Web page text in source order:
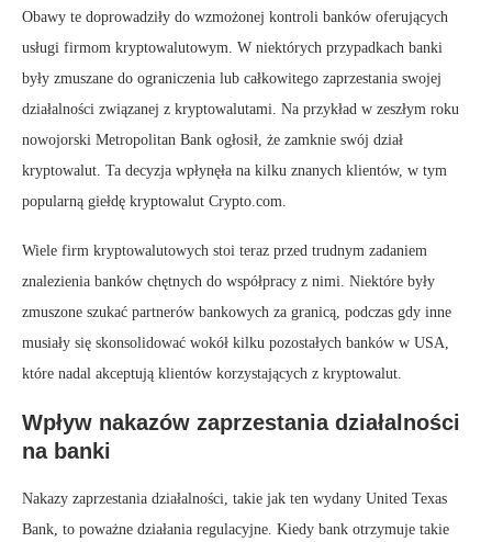
Obawy te doprowadziły do wzmożonej kontroli banków oferujących
usługi firmom kryptowalutowym. W niektórych przypadkach banki
były zmuszane do ograniczenia lub całkowitego zaprzestania swojej
działalności związanej z kryptowalutami. Na przykład w zeszłym roku
nowojorski Metropolitan Bank ogłosił, że zamknie swój dział
kryptowalut. Ta decyzja wpłynęła na kilku znanych klientów, w tym
popularną giełdę kryptowalut Crypto.com.
Wiele firm kryptowalutowych stoi teraz przed trudnym zadaniem
znalezienia banków chętnych do współpracy z nimi. Niektóre były
zmuszone szukać partnerów bankowych za granicą, podczas gdy inne
musiały się skonsolidować wokół kilku pozostałych banków w USA,
które nadal akceptują klientów korzystających z kryptowalut.
Wpływ nakazów zaprzestania działalności
na banki
Nakazy zaprzestania działalności, takie jak ten wydany United Texas
Bank, to poważne działania regulacyjne. Kiedy bank otrzymuje takie